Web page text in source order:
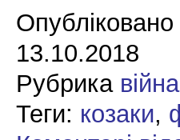
13.10.2018
Рубрика війна
Теги: козаки,